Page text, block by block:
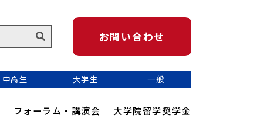
お問い合わせ
中高生 大学生 一般
フォーラム・講演会 大学院留学奨学金